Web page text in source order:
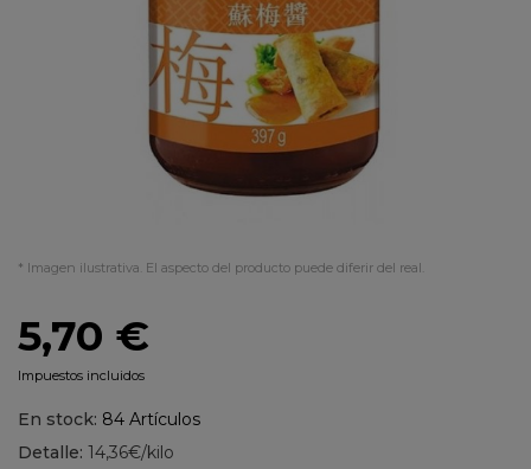
* Imagen ilustrativa. El aspecto del producto puede diferir del real.
5,70 €
Impuestos incluidos
En stock: 84 Artículos
Detalle: 14,36€/kilo